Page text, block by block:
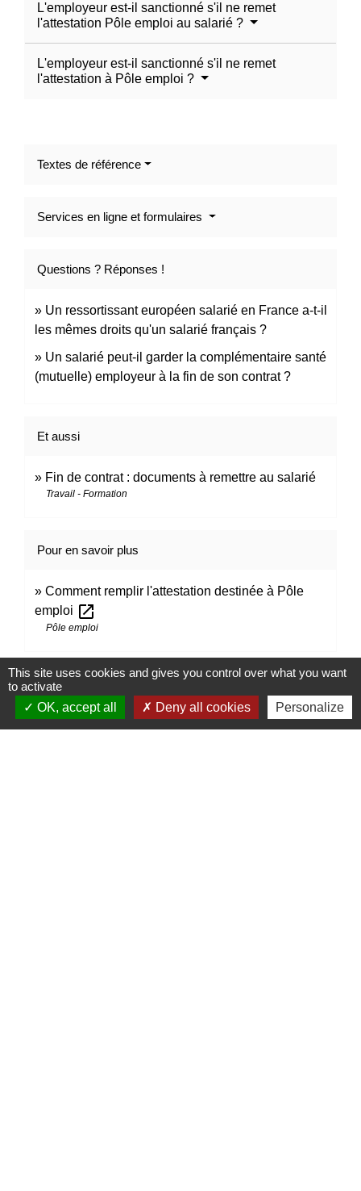
L'employeur est-il sanctionné s'il ne remet
l'attestation Pôle emploi au salarié ?
L'employeur est-il sanctionné s'il ne remet
l'attestation à Pôle emploi ?
Textes de référence
Services en ligne et formulaires
Questions ? Réponses !
Un ressortissant européen salarié en France a-t-il
les mêmes droits qu'un salarié français ?
Un salarié peut-il garder la complémentaire santé
(mutuelle) employeur à la fin de son contrat ?
Et aussi
Fin de contrat : documents à remettre au salarié
Travail - Formation
Pour en savoir plus
Comment remplir l'attestation destinée à Pôle
emploi open_in_new
Pôle emploi
Signaler une erreur sur cette page
This site uses cookies and gives you control over what you want
to activate
OK, accept all
Deny all cookies Personalize